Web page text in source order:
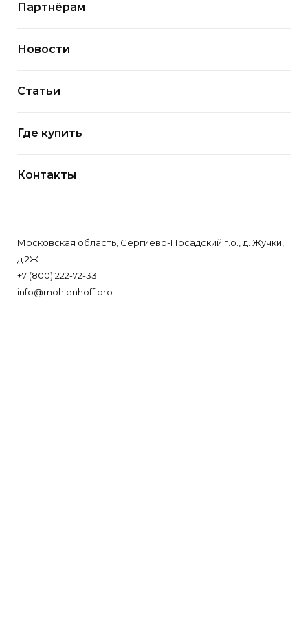
Партнёрам
Новости
Статьи
Где купить
Контакты
Московская область, Сергиево-Посадский г.о., д. Жучки,
д.2Ж
+7 (800) 222-72-33
info@mohlenhoff.pro